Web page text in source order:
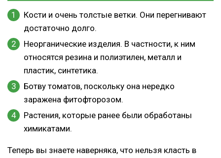
Кости и очень толстые ветки. Они перегнивают
достаточно долго.
Неорганические изделия. В частности, к ним
относятся резина и полиэтилен, металл и
пластик, синтетика.
Ботву томатов, поскольку она нередко
заражена фитофторозом.
Растения, которые ранее были обработаны
химикатами.
Теперь вы знаете наверняка, что нельзя класть в